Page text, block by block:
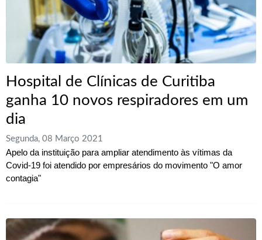
Hospital de Clínicas de Curitiba
ganha 10 novos respiradores em um
dia
Segunda, 08 Março 2021
Apelo da instituição para ampliar atendimento às vítimas da
Covid-19 foi atendido por empresários do movimento "O amor
contagia"